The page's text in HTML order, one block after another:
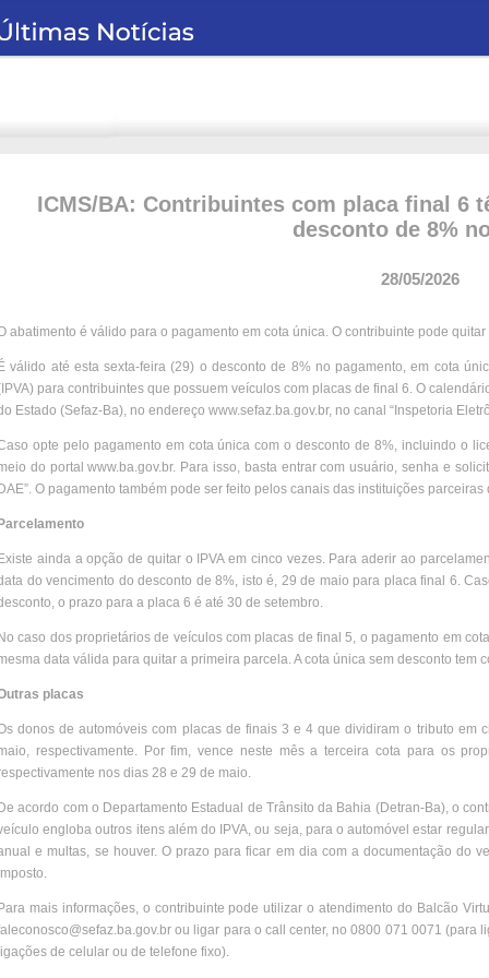
ICMS/BA: Contribuintes com placa final 6
desconto de 8%
28/05/2026
abatimento é válido para o pagamento em cota única. O contribuinte pode
válido até esta sexta-feira (29) o desconto de 8% no pagamento, em cota
para contribuintes que possuem veículos com placas de final 6. O
Estado (Sefaz-Ba), no endereço www.sefaz.ba.gov.br, no canal “Inspetoria
opte pelo pagamento em cota única com o desconto de 8%, incluindo o
do portal www.ba.gov.br. Para isso, basta entrar com usuário, senha e
O pagamento também pode ser feito pelos canais das instituições
ainda a opção de quitar o IPVA em cinco vezes. Para aderir ao
do vencimento do desconto de 8%, isto é, 29 de maio para placa final 6.
o prazo para a placa 6 é até 30 de setembro.
caso dos proprietários de veículos com placas de final 5, o pagamento em
data válida para quitar a primeira parcela. A cota única sem desconto tem
placas
donos de automóveis com placas de finais 3 e 4 que dividiram o tributo em
respectivamente. Por fim, vence neste mês a terceira cota para os
nos dias 28 e 29 de maio.
acordo com o Departamento Estadual de Trânsito da Bahia (Detran-Ba), o
engloba outros itens além do IPVA, ou seja, para o automóvel estar
e multas, se houver. O prazo para ficar em dia com a documentação do
mais informações, o contribuinte pode utilizar o atendimento do Balcão
ou ligar para o call center, no 0800 071 0071
de celular ou de telefone fixo).